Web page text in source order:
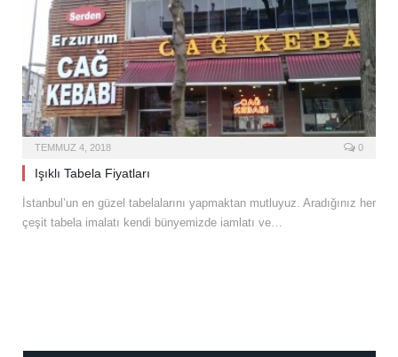
TEMMUZ 4, 2018 0
Işıklı Tabela Fiyatları
İstanbul’un en güzel tabelalarını yapmaktan mutluyuz. Aradığınız her
çeşit tabela imalatı kendi bünyemizde iamlatı ve…